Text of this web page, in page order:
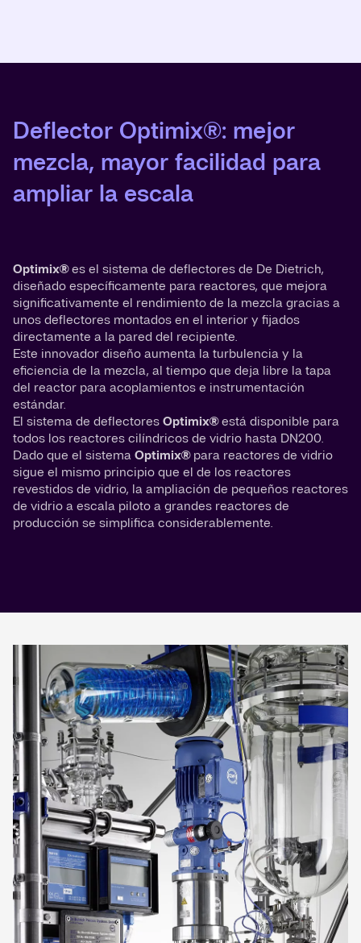
Deflector Optimix®: mejor
mezcla, mayor facilidad para
ampliar la escala
Optimix®es el sistema de deflectores de De Dietrich,
diseñado específicamente para reactores, que mejora
significativamente el rendimiento de la mezcla gracias a
unos deflectores montados en el interior y fijados
directamente a la pared del recipiente.
Este innovador diseño aumenta la turbulencia y la
eficiencia de la mezcla, al tiempo que deja libre la tapa
del reactor para acoplamientos e instrumentación
estándar.
El sistema de deflectoresOptimix®está disponible para
todos los reactores cilíndricos de vidrio hasta DN200.
Dado que el sistemaOptimix®para reactores de vidrio
sigue el mismo principio que el de los reactores
revestidos de vidrio, la ampliación de pequeños reactores
de vidrio a escala piloto a grandes reactores de
producción se simplifica considerablemente.